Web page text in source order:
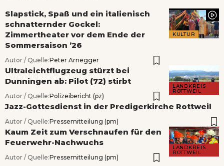
KULTUR
Slapstick, Spaß und ein italienisch
schnatternder Gockel:
Zimmertheater vor dem Ende der
Sommersaison ’26
Autor / Quelle:Peter Arnegger
LANDKREIS
ROTTWEIL
Ultraleichtflugzeug stürzt bei
Dunningen ab: Pilot (72) stirbt
Autor / Quelle:Polizeibericht (pz)
Jazz-Gottesdienst in der Predigerkirche Rottweil
Autor / Quelle:Pressemitteilung (pm)
LANDKREIS
ROTTWEIL
Kaum Zeit zum Verschnaufen für den
Feuerwehr-Nachwuchs
Autor / Quelle:Pressemitteilung (pm)